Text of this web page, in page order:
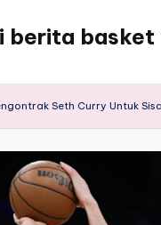
berita
Seth Curry Untuk